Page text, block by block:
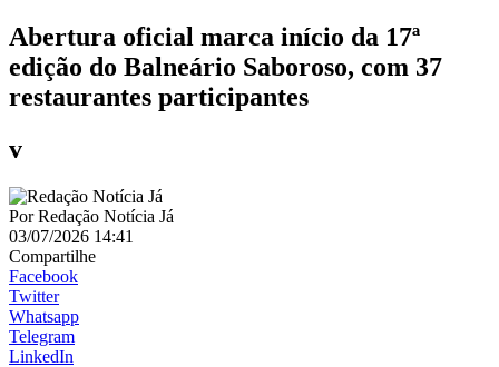
Abertura oficial marca início da 17ª
edição do Balneário Saboroso, com 37
restaurantes participantes
v
PorRedação Notícia Já
03/07/2026 14:41
Compartilhe
Facebook
Twitter
Whatsapp
Telegram
LinkedIn